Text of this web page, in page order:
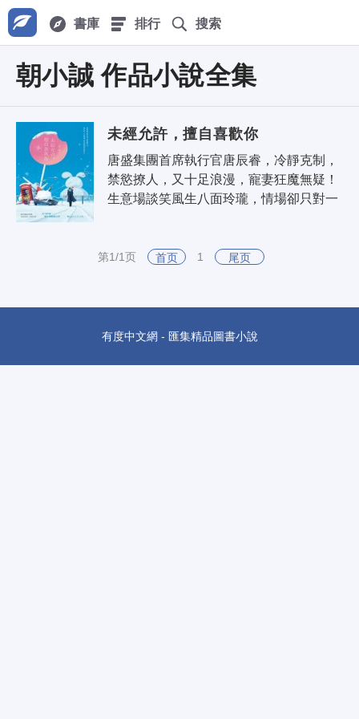
書庫 排行 搜索
朝小誠 作品小說全集
未經允許，擅自喜歡你
唐盛集團首席執行官唐辰睿，冷靜克制，
禁慾撩人，又十足浪漫，寵妻狂魔無疑！
生意場談笑風生八面玲瓏，情場卻只對一
察..
第1/1页 首页 1 尾页
有度中文網 - 匯集精品圖書小說